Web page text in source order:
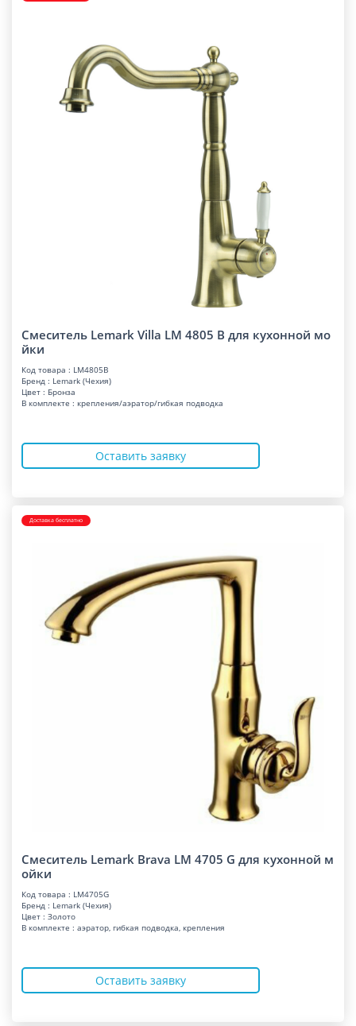
Смеситель Lemark Villa LM 4805 B для кухонной мо
йки
Код товара : LM4805B
Бренд : Lemark (Чехия)
Цвет : Бронза
В комплекте : крепления/аэратор/гибкая подводка
Оставить заявку
Доставка бесплатно
Смеситель Lemark Brava LM 4705 G для кухонной м
ойки
Код товара : LM4705G
Бренд : Lemark (Чехия)
Цвет : Золото
В комплекте : аэратор, гибкая подводка, крепления
Оставить заявку